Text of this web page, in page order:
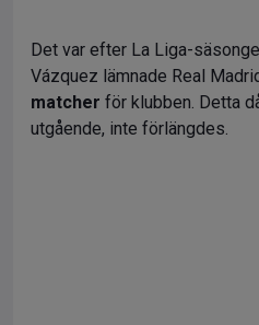
Det var efter La Liga-
Vázquez lämnade Real
matcher för klubben. Detta
utgående, inte förlängdes.